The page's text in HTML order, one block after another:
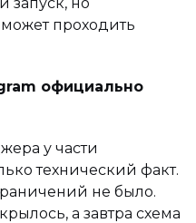
проходить
официально
у части
технический факт.
не было.
а завтра схема